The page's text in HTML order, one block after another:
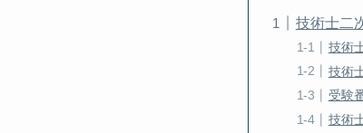
技術士二
技術
技術
受験
技術